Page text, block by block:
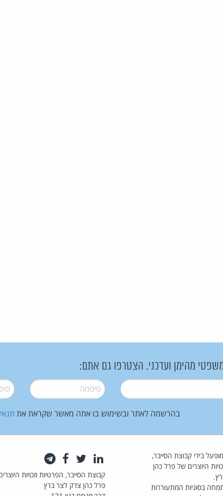
מהימן ועדכני. הצטרפו גם אתם:
סיסמה*
בהרשמה לאתר ובשימוש בו אתה מאשר שקראת את
law.co.il מופעל בידי קבוצת הסייבר,
היוצרים של פרל כהן
בסוגיות המתעוררות
לינקדאין
טוויטרפייסבוק
קבוצת הסייבר, הפרטיות וזכויות
פרל כהן צדק לצר ברץ